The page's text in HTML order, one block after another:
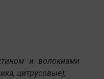
и волокнами
цитрусовые);